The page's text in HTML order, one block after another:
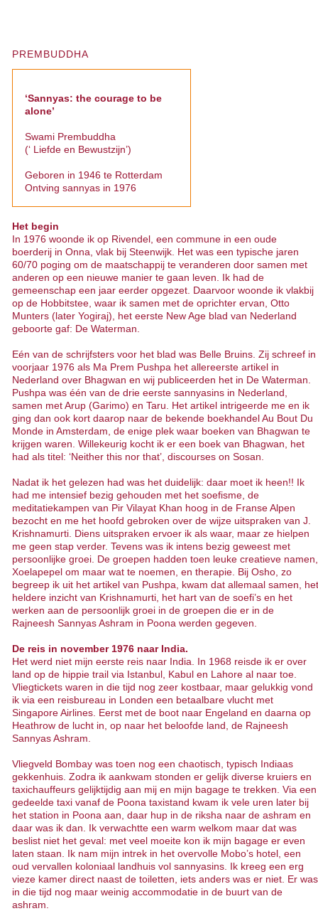
PREMBUDDHA
‘Sannyas: the courage to be
alone’
Swami Prembuddha
(‘ Liefde en Bewustzijn’)
Geboren in 1946 te Rotterdam
Ontving sannyas in 1976
Het begin
In 1976 woonde ik op Rivendel, een commune in een oude
boerderij in Onna, vlak bij Steenwijk. Het was een typische jaren
60/70 poging om de maatschappij te veranderen door samen met
anderen op een nieuwe manier te gaan leven. Ik had de
gemeenschap een jaar eerder opgezet. Daarvoor woonde ik vlakbij
op de Hobbitstee, waar ik samen met de oprichter ervan, Otto
Munters (later Yogiraj), het eerste New Age blad van Nederland
geboorte gaf: De Waterman.
Eén van de schrijfsters voor het blad was Belle Bruins. Zij schreef in
voorjaar 1976 als Ma Prem Pushpa het allereerste artikel in
Nederland over Bhagwan en wij publiceerden het in De Waterman.
Pushpa was één van de drie eerste sannyasins in Nederland,
samen met Arup (Garimo) en Taru. Het artikel intrigeerde me en ik
ging dan ook kort daarop naar de bekende boekhandel Au Bout Du
Monde in Amsterdam, de enige plek waar boeken van Bhagwan te
krijgen waren. Willekeurig kocht ik er een boek van Bhagwan, het
had als titel: ‘Neither this nor that’, discourses on Sosan.
Nadat ik het gelezen had was het duidelijk: daar moet ik heen!! Ik
had me intensief bezig gehouden met het soefisme, de
meditatiekampen van Pir Vilayat Khan hoog in de Franse Alpen
bezocht en me het hoofd gebroken over de wijze uitspraken van J.
Krishnamurti. Diens uitspraken ervoer ik als waar, maar ze hielpen
me geen stap verder. Tevens was ik intens bezig geweest met
persoonlijke groei. De groepen hadden toen leuke creatieve namen,
Xoelapepel om maar wat te noemen, en therapie. Bij Osho, zo
begreep ik uit het artikel van Pushpa, kwam dat allemaal samen, het
heldere inzicht van Krishnamurti, het hart van de soefi’s en het
werken aan de persoonlijk groei in de groepen die er in de
Rajneesh Sannyas Ashram in Poona werden gegeven.
De reis in november 1976 naar India.
Het werd niet mijn eerste reis naar India. In 1968 reisde ik er over
land op de hippie trail via Istanbul, Kabul en Lahore al naar toe.
Vliegtickets waren in die tijd nog zeer kostbaar, maar gelukkig vond
ik via een reisbureau in Londen een betaalbare vlucht met
Singapore Airlines. Eerst met de boot naar Engeland en daarna op
Heathrow de lucht in, op naar het beloofde land, de Rajneesh
Sannyas Ashram.
Vliegveld Bombay was toen nog een chaotisch, typisch Indiaas
gekkenhuis. Zodra ik aankwam stonden er gelijk diverse kruiers en
taxichauffeurs gelijktijdig aan mij en mijn bagage te trekken. Via een
gedeelde taxi vanaf de Poona taxistand kwam ik vele uren later bij
het station in Poona aan, daar hup in de riksha naar de ashram en
daar was ik dan. Ik verwachtte een warm welkom maar dat was
beslist niet het geval: met veel moeite kon ik mijn bagage er even
laten staan. Ik nam mijn intrek in het overvolle Mobo’s hotel, een
oud vervallen koloniaal landhuis vol sannyasins. Ik kreeg een erg
vieze kamer direct naast de toiletten, iets anders was er niet. Er was
in die tijd nog maar weinig accommodatie in de buurt van de
ashram.